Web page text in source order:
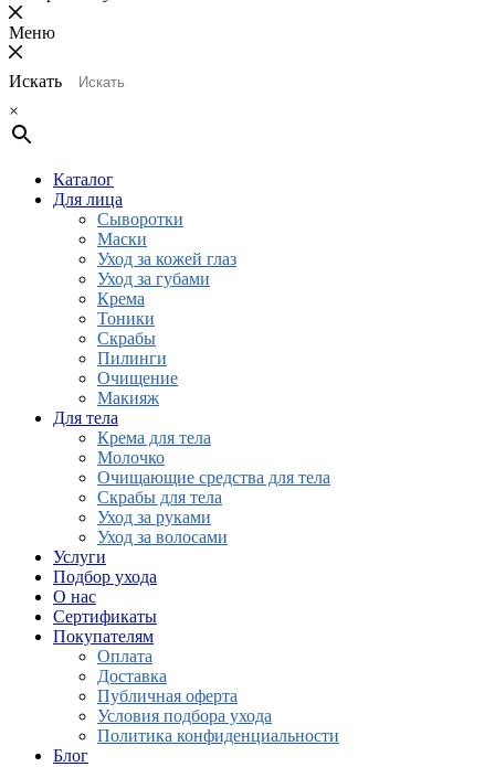
Меню
Искать
×
Каталог
Для лица
Сыворотки
Маски
Уход за кожей глаз
Уход за губами
Крема
Тоники
Скрабы
Пилинги
Очищение
Макияж
Для тела
Крема для тела
Молочко
Очищающие средства для тела
Скрабы для тела
Уход за руками
Уход за волосами
Услуги
Подбор ухода
О нас
Сертификаты
Покупателям
Оплата
Доставка
Публичная оферта
Условия подбора ухода
Политика конфиденциальности
Блог